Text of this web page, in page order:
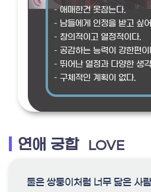
– 애매한건 못참는다.
– 남들에게 인정을 받고 싶
– 창의적이고 열정적이다.
– 공감하는 능력이 강한편이
– 뛰어난 열정과 다양한 생
– 구체적인 계획이 없다.
연애 궁합 LOVE
둘은 쌍둥이처럼 너무 닮은 사